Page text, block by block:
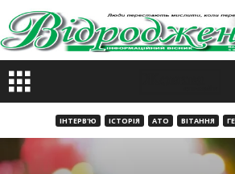
ІНТЕРВ'Ю ІСТОРІЯ АТО ВІТАННЯ